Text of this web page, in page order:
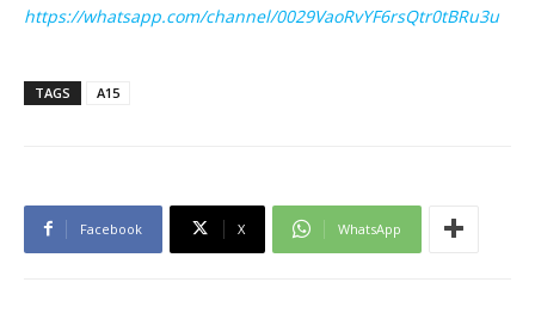
https://whatsapp.com/channel/0029VaoRvYF6rsQtr0tBRu3u
TAGS A15
Facebook X WhatsApp